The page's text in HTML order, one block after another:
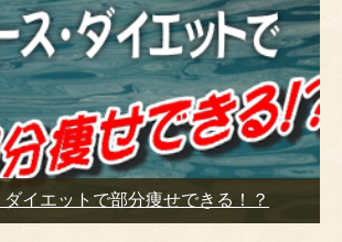
イエットで部分痩せできる！？